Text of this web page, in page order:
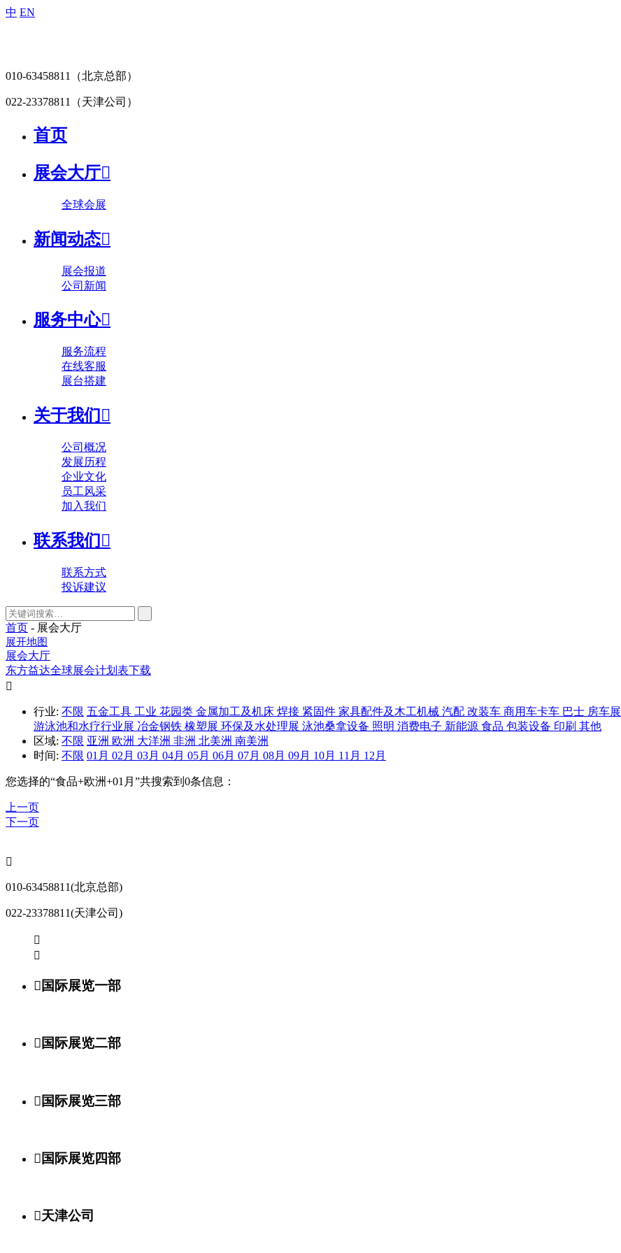
中 EN
010-63458811 （北京总部）
022-23378811 （天津公司）
首页
展会大厅
全球会展
新闻动态
展会报道
公司新闻
服务中心
服务流程
在线客服
展台搭建
关于我们 
公司概况
发展历程
企业文化
员工风采
加入我们
联系我们 
联系方式
投诉建议
首页 - 展会大厅
展开地图
展会大厅
东方益达全球展会计划表下载

行业: 不限 五金工具 工业 花园类 金属加工及机床 焊接 紧固件 家具配件及木工机械 汽配 改装车 商用车卡车 巴士 房车展
游泳池和水疗行业展 冶金钢铁 橡塑展 环保及水处理展 泳池桑拿设备 照明 消费电子 新能源 食品 包装设备 印刷 其他
区域: 不限 亚洲 欧洲 大洋洲 非洲 北美洲 南美洲
时间: 不限 01月 02月 03月 04月 05月 06月 07月 08月 09月 10月 11月 12月
您选择的“食品+欧洲+01月 ”共搜索到0条信息：
上一页
下一页

010-63458811(北京总部)
022-23378811(天津公司)


国际展览一部
国际展览二部
国际展览三部
国际展览四部
天津公司